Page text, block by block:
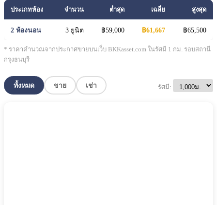
ประเภทห้อง จำนวน ต่ำสุด เฉลี่ย สูงสุด
2 ห้องนอน 3 ยูนิต ฿59,000 ฿61,667 ฿65,500
* ราคาคำนวณจากประกาศขายบนเว็บ BKKasset.com ในรัศมี 1 กม. รอบสถานี
กรุงธนบุรี
ทั้งหมด ขาย เช่า รัศมี: